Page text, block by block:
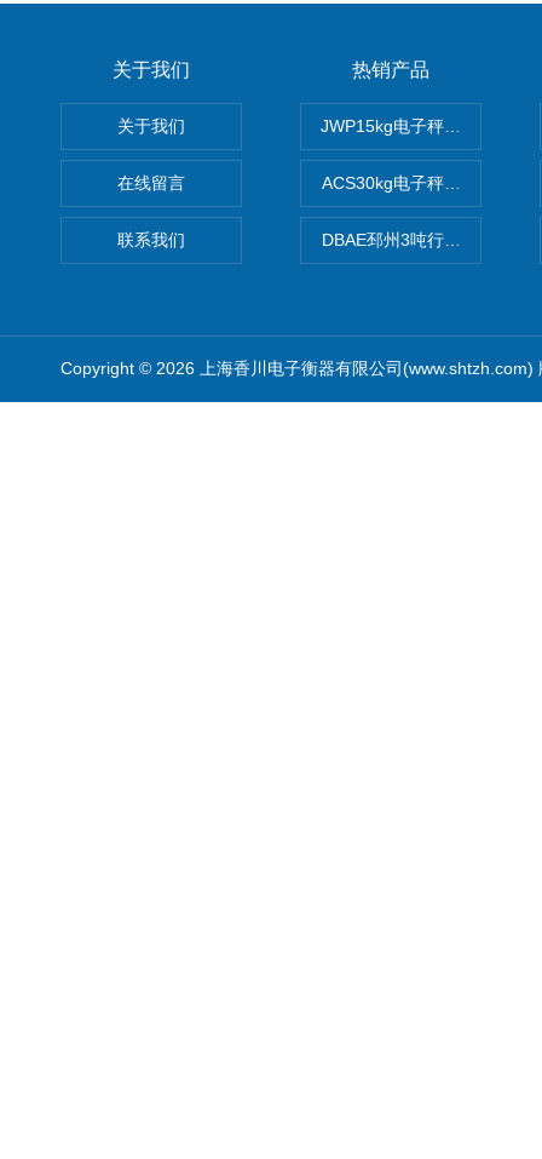
关于我们
关于我们
在线留言
联系我们
热销产品
JWP15kg电子秤价格,15公
ACS30kg电子秤价格,30公
DBAE邳州3吨行车电子吊秤
Copyright © 2026 上海香川电子衡器有限公司(www.shtzh.com)